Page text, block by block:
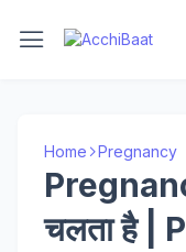
Home Pregnancy
चलता है |